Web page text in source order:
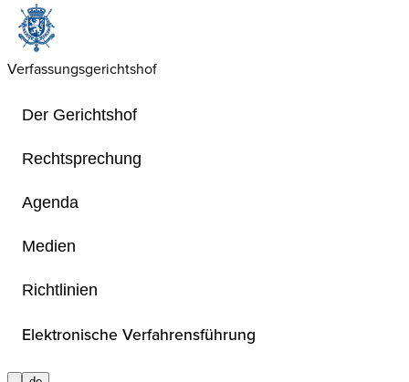
Verfassungsgerichtshof
Der Gerichtshof
Rechtsprechung
Agenda
Medien
Richtlinien
Elektronische Verfahrensführung
Verfassungsgerichtshofes